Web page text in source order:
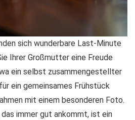
sich wunderbare Last-Minute
Ihrer Großmutter eine Freude
ein selbst zusammengestellter
ein gemeinsames Frühstück
mit einem besonderen Foto.
immer gut ankommt, ist ein